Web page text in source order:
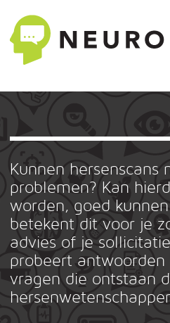
Kunnen
problemen? Kan
worden, goed
betekent dit voor je
advies of je
probeert
vragen die ontstaan